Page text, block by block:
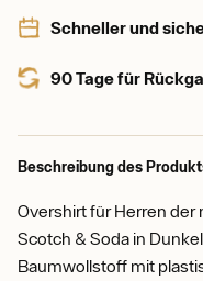
Schneller und
90 Tage für
Beschreibung des
Overshirt für Herren
Scotch & Soda in
Baumwollstoff mit